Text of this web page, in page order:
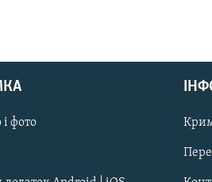
фото